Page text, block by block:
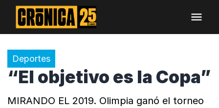
Deportes
“El objetivo es la Copa”
MIRANDO EL 2019. Olimpia ganó el torneo